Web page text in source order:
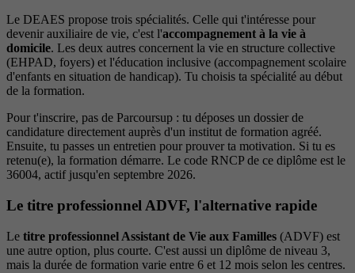
Le DEAES propose trois spécialités. Celle qui t'intéresse pour
devenir auxiliaire de vie, c'est l'accompagnement à la vie à
domicile. Les deux autres concernent la vie en structure collective
(EHPAD, foyers) et l'éducation inclusive (accompagnement scolaire
d'enfants en situation de handicap). Tu choisis ta spécialité au début
de la formation.
Pour t'inscrire, pas de Parcoursup : tu déposes un dossier de
candidature directement auprès d'un institut de formation agréé.
Ensuite, tu passes un entretien pour prouver ta motivation. Si tu es
retenu(e), la formation démarre. Le code RNCP de ce diplôme est le
36004, actif jusqu'en septembre 2026.
Le titre professionnel ADVF, l'alternative rapide
Le titre professionnel Assistant de Vie aux Familles (ADVF) est
une autre option, plus courte. C'est aussi un diplôme de niveau 3,
mais la durée de formation varie entre 6 et 12 mois selon les centres.